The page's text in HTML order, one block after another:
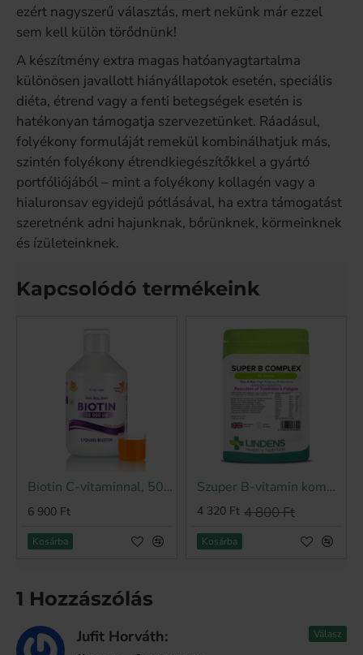
ezért nagyszerű választás, mert nekünk már ezzel
sem kell külön törődnünk!
A készítmény extra magas hatóanyagtartalma
különösen javallott hiányállapotok esetén, speciális
diéta, étrend vagy a fenti betegségek esetén is
hatékonyan támogatja szervezetünket. Ráadásul,
folyékony formuláját remekül kombinálhatjuk más,
szintén folyékony étrendkiegészítőkkel a gyártó
portfóliójából – mint a folyékony kollagén vagy a
hialuronsav egyidejű pótlásával, ha extra támogatást
szeretnénk adni hajunknak, bőrünknek, körmeinknek
és ízületeinknek.
Kapcsolódó termékeink
Biotin C-vitaminnal, 500 ml
6 900 Ft
Kosárba
-10%Szuper B-vitamin komplex (90 tabletta)
4 320 Ft 4 800 Ft
Kosárba
1 Hozzászólás
Jufit Horváth: Válasz